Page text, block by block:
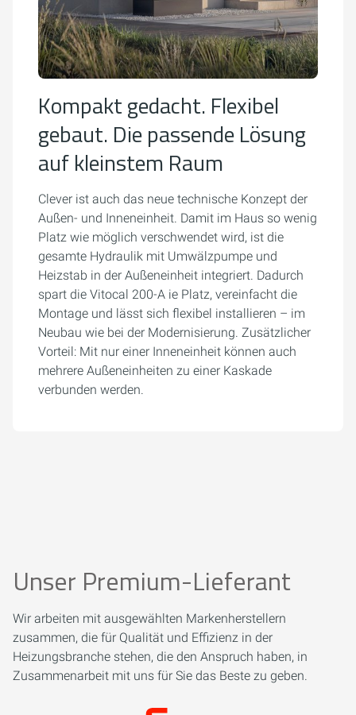
Kompakt gedacht. Flexibel
gebaut. Die passende Lösung
auf kleinstem Raum
Clever ist auch das neue technische Konzept der
Außen- und Inneneinheit. Damit im Haus so wenig
Platz wie möglich verschwendet wird, ist die
gesamte Hydraulik mit Umwälzpumpe und
Heizstab in der Außeneinheit integriert. Dadurch
spart die Vitocal 200-A ie Platz, vereinfacht die
Montage und lässt sich flexibel installieren – im
Neubau wie bei der Modernisierung. Zusätzlicher
Vorteil: Mit nur einer Inneneinheit können auch
mehrere Außeneinheiten zu einer Kaskade
verbunden werden.
Unser Premium-Lieferant
Wir arbeiten mit ausgewählten Markenherstellern
zusammen, die für Qualität und Effizienz in der
Heizungsbranche stehen, die den Anspruch haben, in
Zusammenarbeit mit uns für Sie das Beste zu geben.